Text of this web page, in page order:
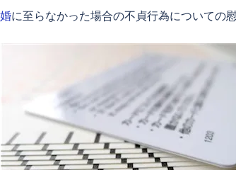
に至らなかった場合の不貞行為についての慰